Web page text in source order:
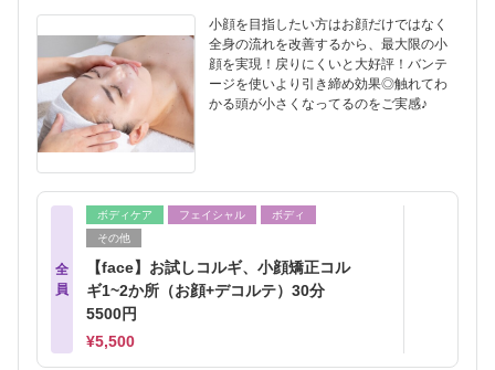
小顔を目指したい方はお顔だけではなく
全身の流れを改善するから、最大限の小
顔を実現！戻りにくいと大好評！バンテ
ージを使いより引き締め効果◎触れてわ
かる頭が小さくなってるのをご実感♪
全
員
ボディケア フェイシャル
ボディ
その他
【face】お試しコルギ、小顔矯正コル
ギ1~2か所（お顔+デコルテ）30分
5500円
¥5,500